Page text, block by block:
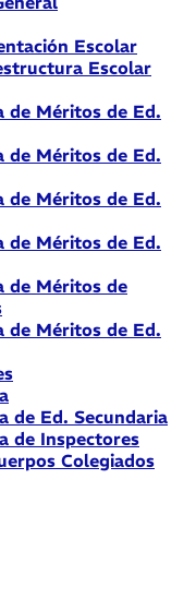
Escolar
Escolar
de Méritos de Ed.
de Méritos de Ed.
de Méritos de Ed.
de Méritos de Ed.
de Méritos de
de Méritos de Ed.
de Ed. Secundaria
de Inspectores
Colegiados